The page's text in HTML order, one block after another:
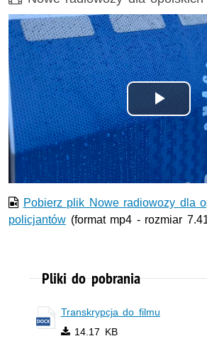
Pobierz plik Nowe radiowozy dla
policjantów (format mp4 - rozmiar
Pliki do pobrania
Transkrypcja do filmu
14.17 KB